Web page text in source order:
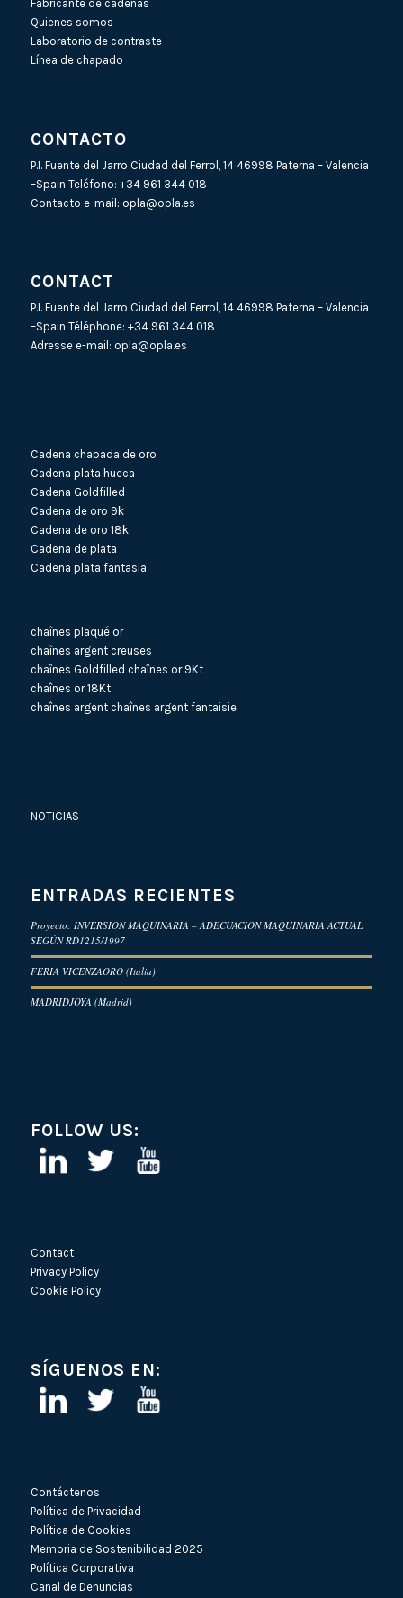
Fabricante de cadenas
Quienes somos
Laboratorio de contraste
Línea de chapado
CONTACTO
P.I. Fuente del Jarro Ciudad del Ferrol, 14 46998 Paterna – Valencia
–Spain Teléfono: +34 961 344 018
Contacto e-mail: opla@opla.es
CONTACT
P.I. Fuente del Jarro Ciudad del Ferrol, 14 46998 Paterna – Valencia
–Spain Téléphone: +34 961 344 018
Adresse e-mail: opla@opla.es
Cadena chapada de oro
Cadena plata hueca
Cadena Goldfilled
Cadena de oro 9k
Cadena de oro 18k
Cadena de plata
Cadena plata fantasia
chaînes plaqué or
chaînes argent creuses
chaînes Goldfilled chaînes or 9Kt
chaînes or 18Kt
chaînes argent chaînes argent fantaisie
NOTICIAS
ENTRADAS RECIENTES
Proyecto: INVERSION MAQUINARIA – ADECUACION MAQUINARIA ACTUAL
SEGÚN RD1215/1997
FERIA VICENZAORO (Italia)
MADRIDJOYA (Madrid)
FOLLOW US:
Contact
Privacy Policy
Cookie Policy
SÍGUENOS EN:
Contáctenos
Política de Privacidad
Política de Cookies
Memoria de Sostenibilidad 2025
Política Corporativa
Canal de Denuncias